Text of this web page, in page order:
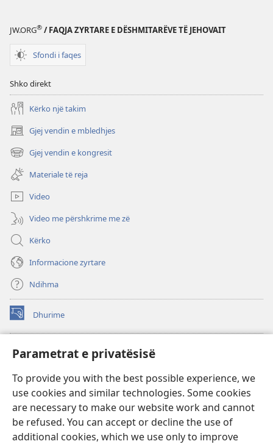
Parametrat e privatësisë
To provide you with the best possible experience, we
use cookies and similar technologies. Some cookies
are necessary to make our website work and cannot
be refused. You can accept or decline the use of
additional cookies, which we use only to improve
JW.ORG® / FAQJA ZYRTARE E DËSHMITARËVE TË JEHOVAIT
Sfondi i faqes
Shko direkt
Kërko një takim
Gjej vendin e mbledhjes
(hap
dritare
të
re)
Gjej vendin e kongresit
(hap
dritare
të
re)
Materiale të reja
Video
Video me përshkrime me zë
Kërko
Informacione zyrtare
Ndihma
Dhurime
(hap
dritare
re)
BIBLIOTEKA ONLINE Watchtower
(hap
të
re)
JW Hub
(hap
dritare
të
re)
JW Library
Biblioteka Watchtower